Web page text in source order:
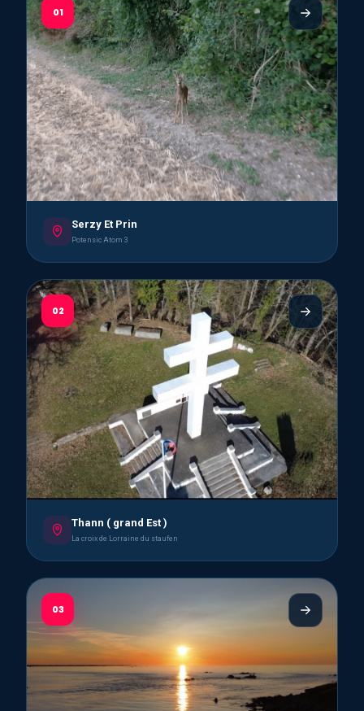
01
Serzy Et Prin
Potensic Atom 3
02
Thann ( grand Est )
La croix de Lorraine du staufen
03